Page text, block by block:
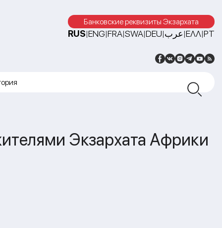
Банковские реквизиты Экзархата
RUS|ENG|FRA|SWA|DEU|عرب|ΕΛΛ|PT
Экзархата Африки